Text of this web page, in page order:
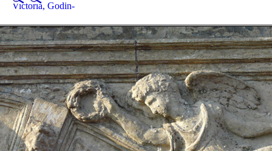
Victoria, Godin-